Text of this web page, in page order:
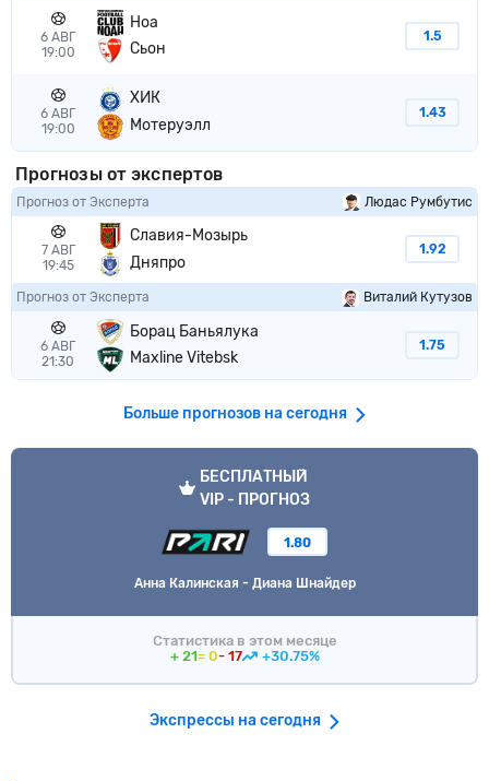
6 АВГ
19:00
Ноа
Сьон
1.5
6 АВГ
19:00
ХИК
Мотеруэлл
1.43
Прогнозы от экспертов
Прогноз от Эксперта Людас Румбутис
7 АВГ
19:45
Славия-Мозырь
Дняпро
1.92
Прогноз от Эксперта Виталий Кутузов
6 АВГ
21:30
Борац Баньялука
Maxline Vitebsk
1.75
Больше прогнозов на сегодня
VIP прогноз
БЕСПЛАТНЫЙ
VIP - ПРОГНОЗ
1.80
Анна Калинская - Диана Шнайдер
Статистика в этом месяце
+ 21= 0- 17 +30.75%
Экспрессы на сегодня